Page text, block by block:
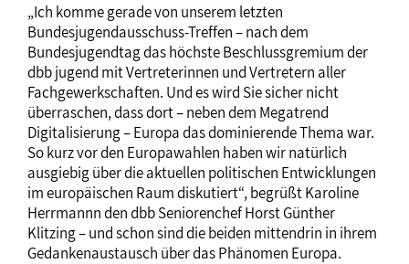
„Ich komme gerade von unserem letzten
Bundesjugendausschuss-Treffen – nach dem
Bundesjugendtag das höchste Beschlussgremium der
dbb jugend mit Vertreterinnen und Vertretern aller
Fachgewerkschaften. Und es wird Sie sicher nicht
überraschen, dass dort – neben dem Megatrend
Digitalisierung – Europa das dominierende Thema war.
So kurz vor den Europawahlen haben wir natürlich
ausgiebig über die aktuellen politischen Entwicklungen
im europäischen Raum diskutiert“, begrüßt Karoline
Herrmannn den dbb Seniorenchef Horst Günther
Klitzing – und schon sind die beiden mittendrin in ihrem
Gedankenaustausch über das Phänomen Europa.